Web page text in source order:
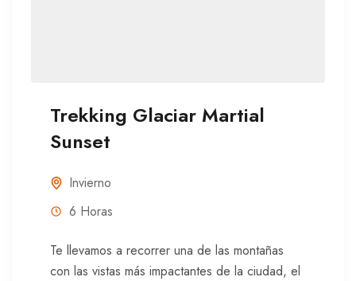
Trekking Glaciar Martial
Sunset
Invierno
6 Horas
Te llevamos a recorrer una de las montañas
con las vistas más impactantes de la ciudad, el